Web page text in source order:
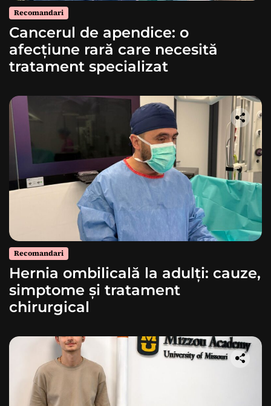
Recomandari
Cancerul de apendice: o
afecțiune rară care necesită
tratament specializat
Recomandari
Hernia ombilicală la adulți: cauze,
simptome și tratament
chirurgical